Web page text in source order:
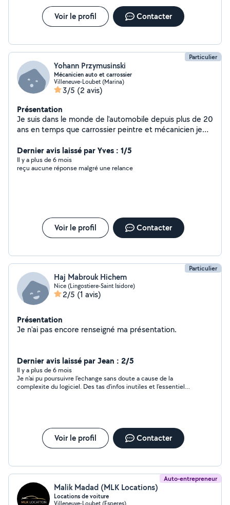
Voir le profil Contacter
Particulier
Yohann Przymusinski
Mécanicien auto et carrossier
Villeneuve-Loubet (Marina)
3/5 (2 avis)
Présentation
Je suis dans le monde de l'automobile depuis plus de 20
ans en temps que carrossier peintre et mécanicien je
complet effacement des voyants des codes erreurs et
reprogrammation de tout les éléments moteur
Dernier avis laissé par Yves : 1/5
Il y a plus de 6 mois
reçu aucune réponse malgré une relance
Voir le profil Contacter
Particulier
Haj Mabrouk Hichem
Nice (Lingostiere-Saint Isidore)
2/5 (1 avis)
Présentation
Je n'ai pas encore renseigné ma présentation.
Dernier avis laissé par Jean : 2/5
Il y a plus de 6 mois
Je n'ai pu poursuivre l'echange sans doute a cause de la
complexite du logiciel. Des tas d'infos inutiles et l'essentiel
Voir le profil Contacter
Auto-entrepreneur
Malik Madad (MLK Locations)
Locations de voiture
Villeneuve-Loubet (Esperes)